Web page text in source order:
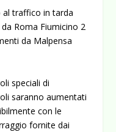
al traffico in tarda
Roma Fiumicino 2
da Malpensa
speciali di
saranno aumentati
con le
fornite dai